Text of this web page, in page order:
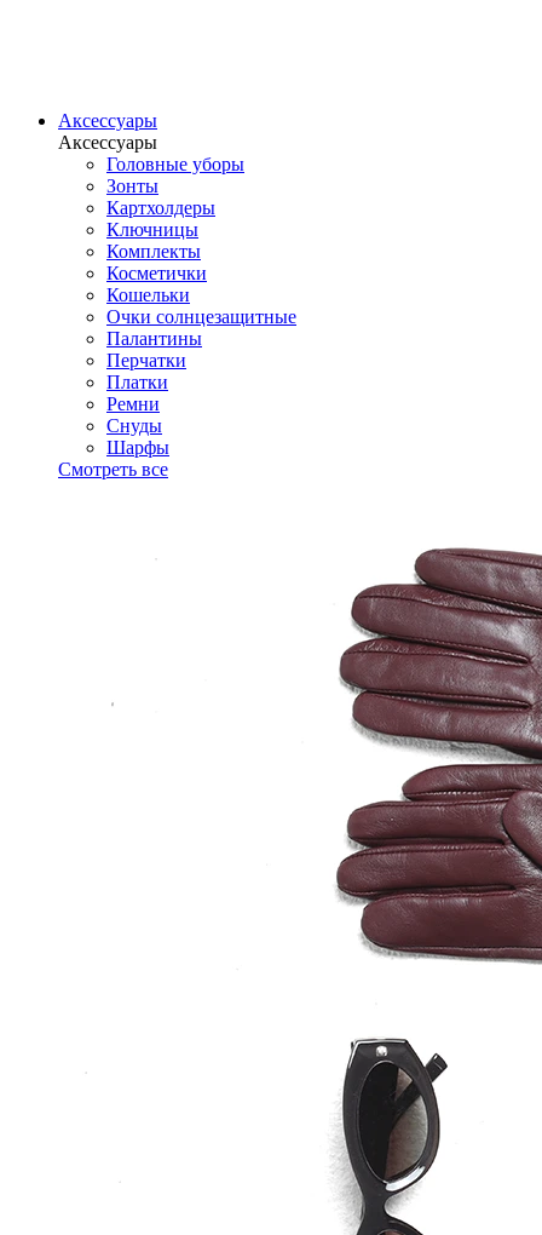
Аксессуары
Аксессуары
Головные уборы
Зонты
Картхолдеры
Ключницы
Комплекты
Косметички
Кошельки
Очки солнцезащитные
Палантины
Перчатки
Платки
Ремни
Снуды
Шарфы
Смотреть все